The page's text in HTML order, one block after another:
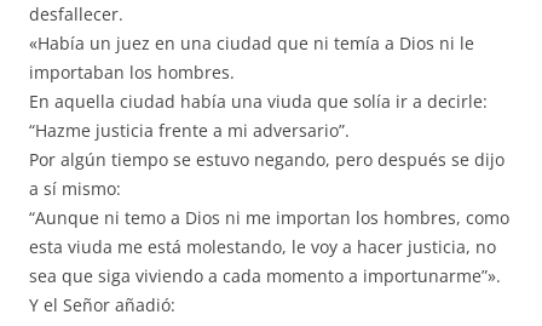
desfallecer.
«Había un juez en una ciudad que ni temía a Dios ni le
importaban los hombres.
En aquella ciudad había una viuda que solía ir a decirle:
“Hazme justicia frente a mi adversario”.
Por algún tiempo se estuvo negando, pero después se dijo
a sí mismo:
“Aunque ni temo a Dios ni me importan los hombres, como
esta viuda me está molestando, le voy a hacer justicia, no
sea que siga viviendo a cada momento a importunarme”».
Y el Señor añadió: